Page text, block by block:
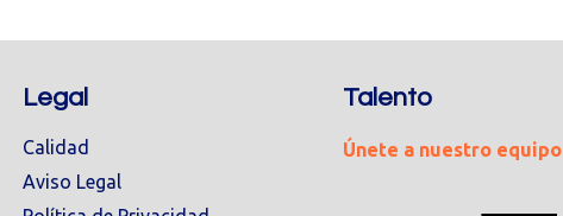
Legal
Calidad
Aviso Legal
Talento
Únete a nuestro equipo